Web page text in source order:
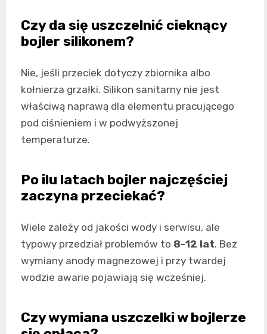
Czy da się uszczelnić cieknący
bojler silikonem?
Nie, jeśli przeciek dotyczy zbiornika albo
kołnierza grzałki. Silikon sanitarny nie jest
właściwą naprawą dla elementu pracującego
pod ciśnieniem i w podwyższonej
temperaturze.
Po ilu latach bojler najczęściej
zaczyna przeciekać?
Wiele zależy od jakości wody i serwisu, ale
typowy przedział problemów to 8-12 lat. Bez
wymiany anody magnezowej i przy twardej
wodzie awarie pojawiają się wcześniej.
Czy wymiana uszczelki w bojlerze